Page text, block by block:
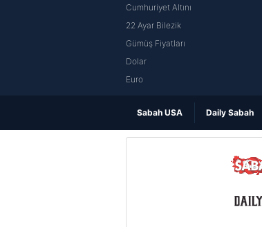
Cumhuriyet Altını
22 Ayar Bilezik
Gümüş Fiyatları
Dolar
Euro
Sabah USA Daily Sabah